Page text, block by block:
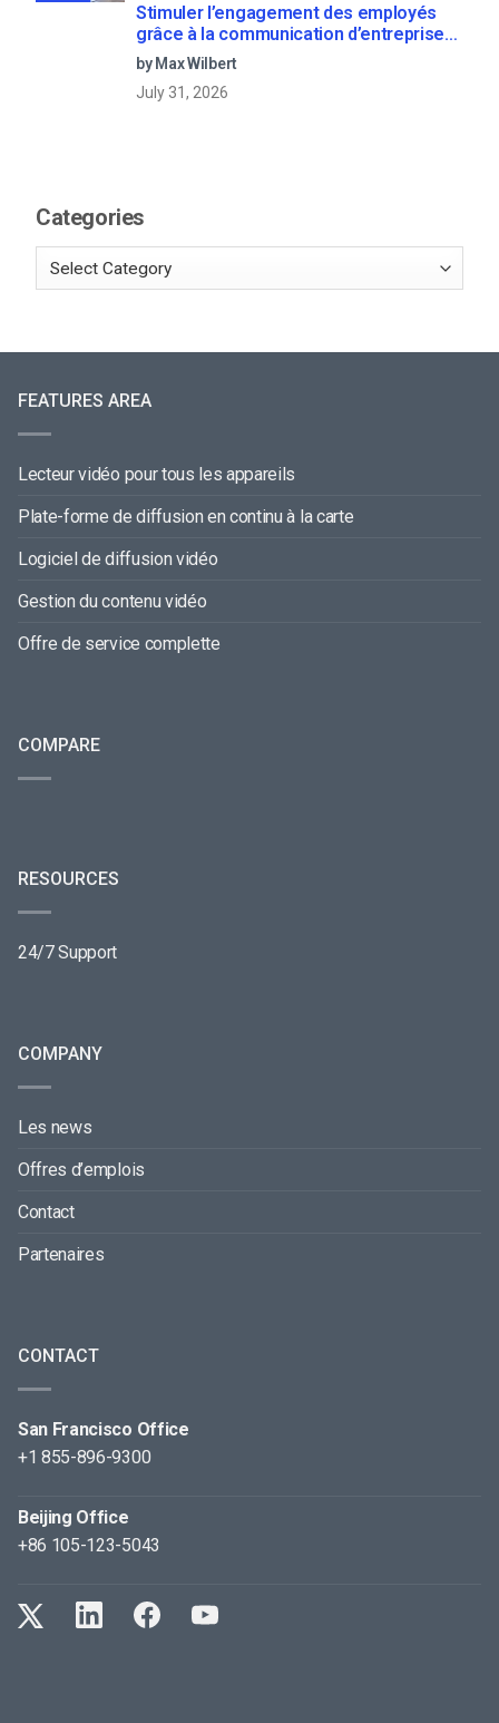
Stimuler l’engagement des employés
grâce à la communication d’entreprise
en direct
by Max Wilbert
July 31, 2026
Categories
FEATURES AREA
Lecteur vidéo pour tous les appareils
Plate-forme de diffusion en continu à la carte
Logiciel de diffusion vidéo
Gestion du contenu vidéo
Offre de service complette
COMPARE
RESOURCES
24/7 Support
COMPANY
Les news
Offres d’emplois
Contact
Partenaires
CONTACT
San Francisco Office
+1 855-896-9300
Beijing Office
+86 105-123-5043